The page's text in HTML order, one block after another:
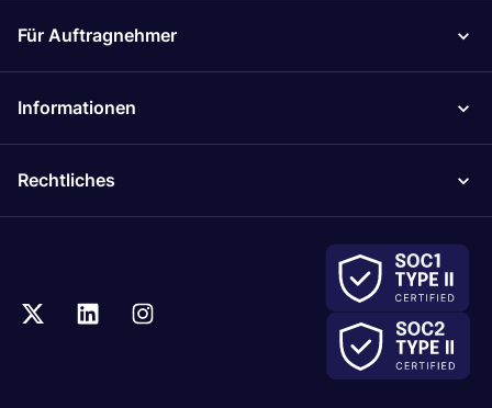
Für Auftragnehmer
Informationen
Rechtliches